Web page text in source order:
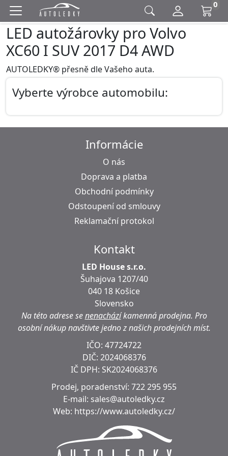
0
LED autožárovky pro Volvo
XC60 I SUV 2017 D4 AWD
AUTOLEDKY® přesně dle Vašeho auta.
Vyberte výrobce automobilu:
Informácie
O nás
Doprava a platba
Obchodní podmínky
Odstoupení od smlouvy
Reklamační protokol
Kontakt
LED House s.r.o.
Šuhajova 1207/40
040 18 Košice
Slovensko
Na této adrese senenacházíkamenná prodejna. Pro
osobní nákup navštivte jedno z našich prodejních míst.
IČO: 47724722
DIČ: 2024068376
IČ DPH: SK2024068376
Prodej, poradenství: 722 295 955
E-mail: sales@autoledky.cz
Web: https://www.autoledky.cz/